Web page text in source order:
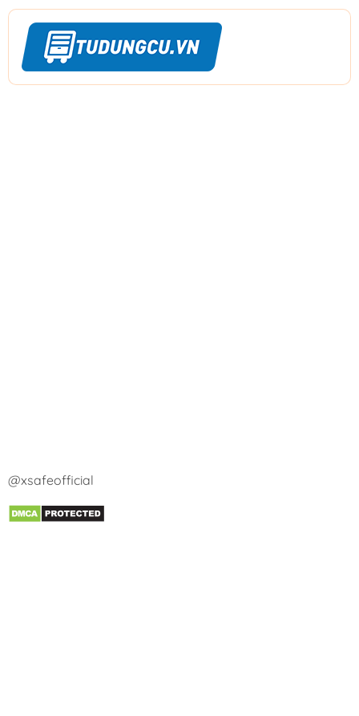
@xsafeofficial